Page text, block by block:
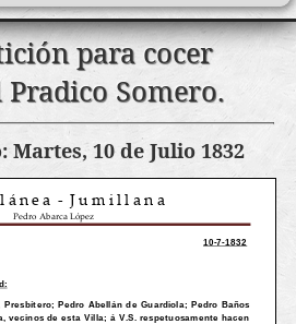
para cocer
Somero.
Martes, 10 de Julio 1832